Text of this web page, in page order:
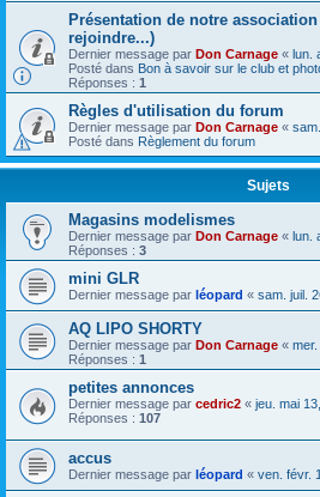
Présentation de notre
rejoindre...)
Dernier message par Don Carnage « lun.
Posté dans Bon à savoir sur le club et
Réponses : 1
Règles d'utilisation du forum
Dernier message par Don Carnage «
Posté dans Règlement du forum
Sujets
Magasins modelismes
Dernier message par Don Carnage « lun.
Réponses : 3
mini GLR
Dernier message par léopard « sam. juil.
AQ LIPO SHORTY
Dernier message par Don Carnage «
Réponses : 1
petites annonces
Dernier message par cedric2 « jeu. mai
Réponses : 107
accus
Dernier message par léopard « ven. févr.